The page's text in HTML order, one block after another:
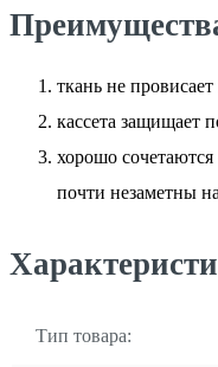
ткань не
кассета защищает
хорошо
почти незаметны
Тип товара: